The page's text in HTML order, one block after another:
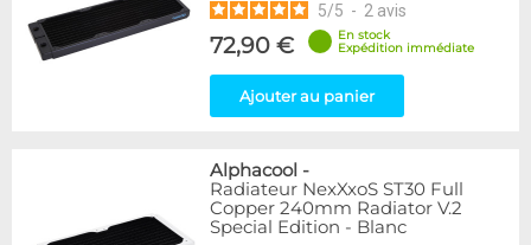
5/5 - 2 avis
72,90 €
En stock
Expédition immédiate
Ajouter au panier
Alphacool -
Radiateur NexXxoS ST30 Full
Copper 240mm Radiator V.2
Special Edition - Blanc